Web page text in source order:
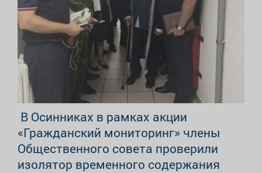
️ В Осинниках в рамках акции
«Гражданский мониторинг» члены
Общественного совета проверили
изолятор временного содержания